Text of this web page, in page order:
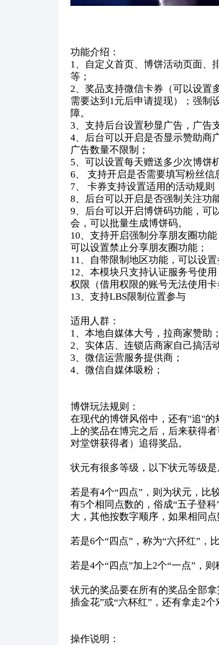
功能介绍：
1 、自定义首页、博饼活动页面、
等；
2、奖品支持微信卡券（可以设置
需要达到 1元后申请提现）；强制
障。
3、支持后台设置秒显广告，广告
4、后台可以开启是否显示赞助商
广告数量不限制；
5、可以设置每天赠送多少次博饼
6、
支持开启是否需要填写粉丝
7、
卡券支持设置适用的活动规则
8、后台可以开启是否强制关注功
9、后台可以开启博饼码功能，可
会，可以批量生成博饼码。
10、支持开启强制分享朋友圈功
可以设置禁止分享朋友圈功能；
11 、自带限制地区功能，可以设
12、本模块只支持认证服务号使
权限（借用权限的账号无法使用
13、支持LBS限制位置参与
适用人群：
1 、本地自媒体大号，拉商家赞助
2、实体店、连锁店商家自己搞活
3、微信运营服务提供商；
4、微信自媒体吸粉；
博饼玩法规则：
在现代的博饼风俗中，还有"追"的
上的奖品在博完之后，后来获得
对堂饼获得者）追得奖品。
状元有很多等级，以下状元等级
若是有4个“四点”，则为状元，比
有5个相同点数的，俗成“五子登科
大，其他按数字顺序，如果相同
若是6个“四点”，称为“六抔红”，
若是4个“四点”加上2个“一点”，则
状元的奖品要在所有的奖品全部
插金花”或“六杯红”，还有拿走2个
操作说明：